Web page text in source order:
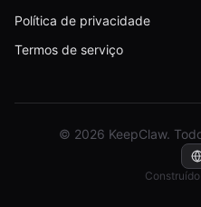
Política de privacidade
Termos de serviço
© 2026 KeepClaw.